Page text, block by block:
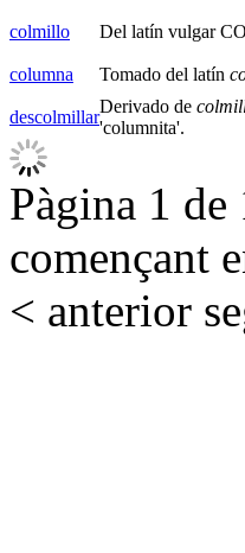
colmillo Del latín vulgar
columna Tomado del latín
descolmillar
Derivado de
'columnita'.
Pàgina 1
començant
< anterior